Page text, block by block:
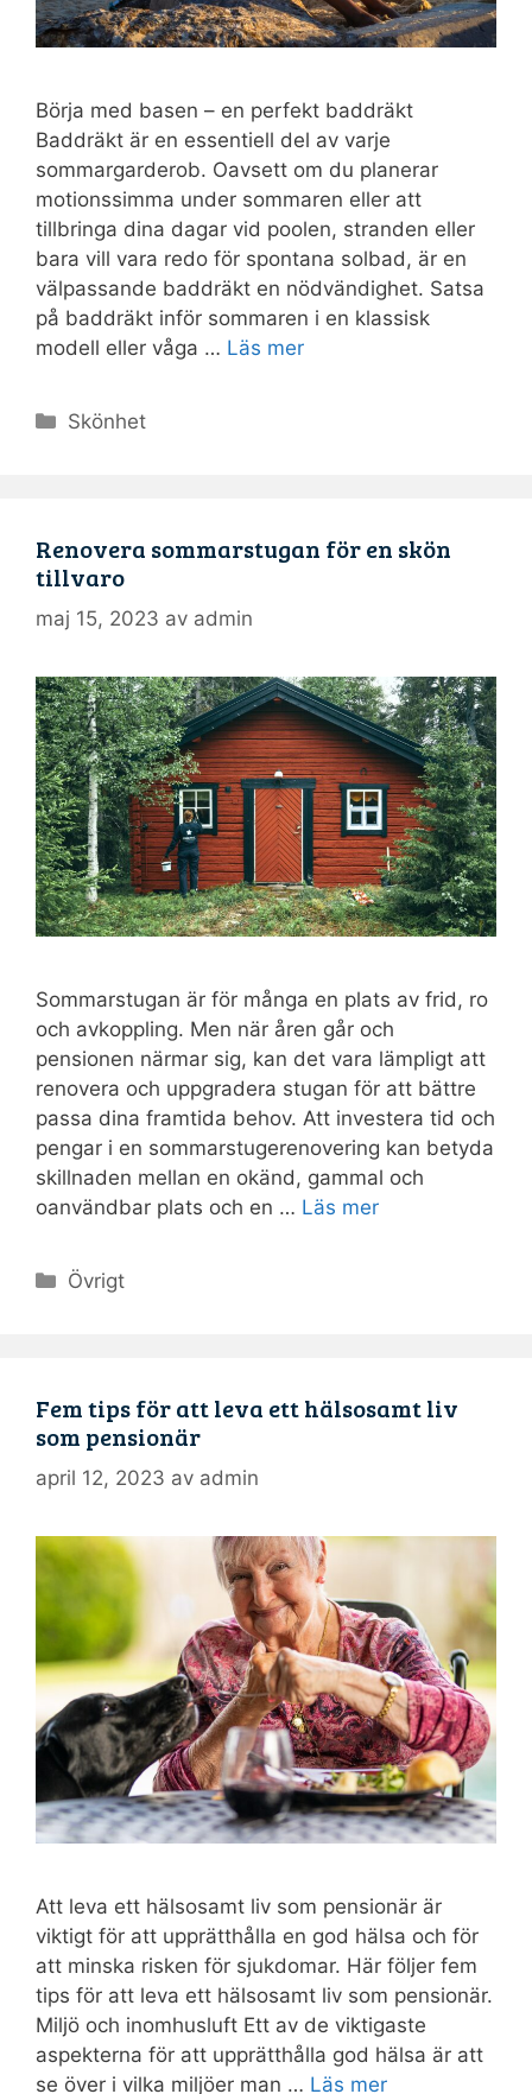
Börja med basen – en perfekt baddräkt
Baddräkt är en essentiell del av varje
sommargarderob. Oavsett om du planerar
motionssimma under sommaren eller att
tillbringa dina dagar vid poolen, stranden eller
bara vill vara redo för spontana solbad, är en
välpassande baddräkt en nödvändighet. Satsa
på baddräkt inför sommaren i en klassisk
modell eller våga … Läs mer
Kategorier
Skönhet
Renovera sommarstugan för en skön
tillvaro
maj 15, 2023 av admin
Sommarstugan är för många en plats av frid, ro
och avkoppling. Men när åren går och
pensionen närmar sig, kan det vara lämpligt att
renovera och uppgradera stugan för att bättre
passa dina framtida behov. Att investera tid och
pengar i en sommarstugerenovering kan betyda
skillnaden mellan en okänd, gammal och
oanvändbar plats och en … Läs mer
Kategorier
Övrigt
Fem tips för att leva ett hälsosamt liv
som pensionär
april 12, 2023 av admin
Att leva ett hälsosamt liv som pensionär är
viktigt för att upprätthålla en god hälsa och för
att minska risken för sjukdomar. Här följer fem
tips för att leva ett hälsosamt liv som pensionär.
Miljö och inomhusluft Ett av de viktigaste
aspekterna för att upprätthålla god hälsa är att
se över i vilka miljöer man … Läs mer